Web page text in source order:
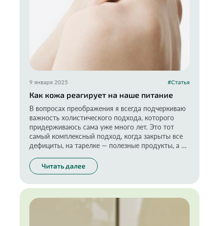
9 января 2025 #Статья
Как кожа реагирует на наше питание
В вопросах преображения я всегда подчеркиваю
важность холистического подхода, которого
придерживаюсь сама уже много лет. Это тот
самый комплексный подход, когда закрыты все
дефициты, на тарелке — полезные продукты, а на
Без него невозможна та трансформация, о
которой многие мечтают.
Читать далее